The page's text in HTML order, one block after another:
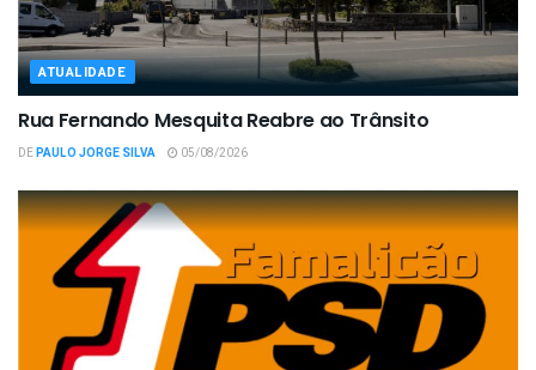
ATUALIDADE
Rua Fernando Mesquita Reabre ao Trânsito
DEPAULO JORGE SILVA 05/08/2026